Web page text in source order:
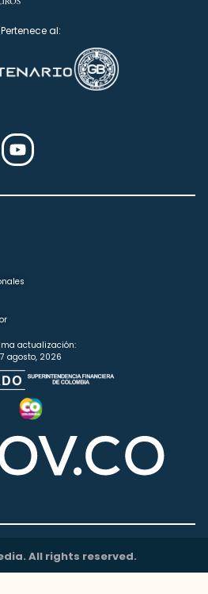
Pertenece al:
actualización:
7 agosto, 2026
All rights reserved.